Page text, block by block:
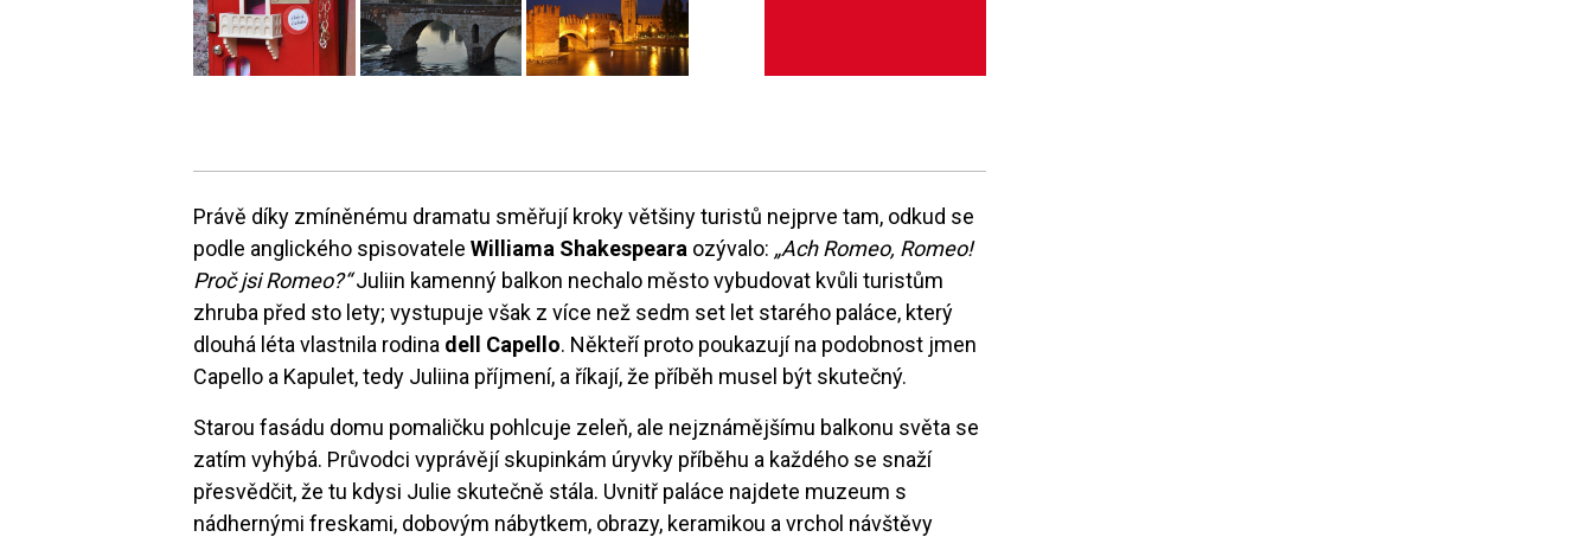
Právě díky zmíněnému dramatu směřují kroky většiny turistů nejprve tam, odkud se
podle anglického spisovateleWilliama Shakespeara ozývalo: „Ach Romeo, Romeo!
Proč jsi Romeo?“Juliin kamenný balkon nechalo město vybudovat kvůli turistům
zhruba před sto lety; vystupuje však z více než sedm set let starého paláce, který
dlouhá léta vlastnila rodina dell Capello. Někteří proto poukazují na podobnost jmen
Capello a Kapulet, tedy Juliina příjmení, a říkají, že příběh musel být skutečný.
Starou fasádu domu pomaličku pohlcuje zeleň, ale nejznámějšímu balkonu světa se
zatím vyhýbá. Průvodci vyprávějí skupinkám úryvky příběhu a každého se snaží
přesvědčit, že tu kdysi Julie skutečně stála. Uvnitř paláce najdete muzeum s
nádhernými freskami, dobovým nábytkem, obrazy, keramikou a vrchol návštěvy